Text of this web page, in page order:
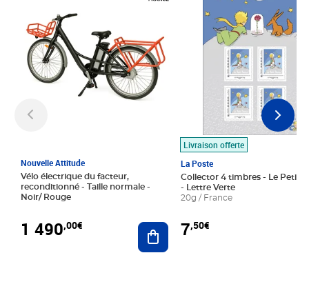
Nouvelle Attitude
Vélo électrique du facteur,
reconditionné - Taille normale -
Noir/ Rouge
1 490,00€ Ajouter au panier
Livraison offerte
La Poste
Collector 4 timbres - Le Petit
- Lettre Verte
20g / France
7,50€